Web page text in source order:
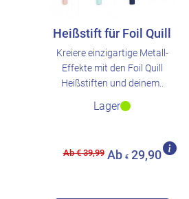
Heißstift für Foil Quill
Kreiere einzigartige Metall-
Effekte mit den Foil Quill
Heißstiften und deinem..
Lager
Ab € 39,99 Ab € 29,90